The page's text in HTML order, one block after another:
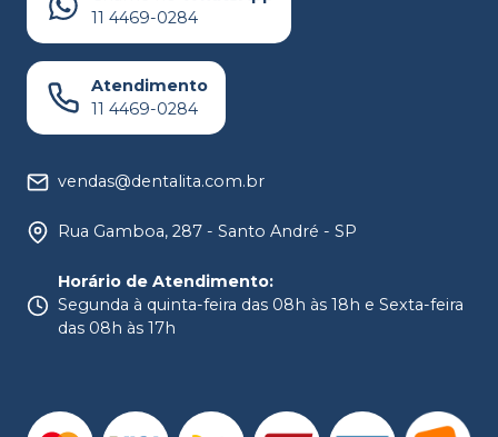
11 4469-0284
Atendimento
11 4469-0284
vendas@dentalita.com.br
Rua Gamboa, 287 - Santo André - SP
Horário de Atendimento:
Segunda à quinta-feira das 08h às 18h e Sexta-feira
das 08h às 17h